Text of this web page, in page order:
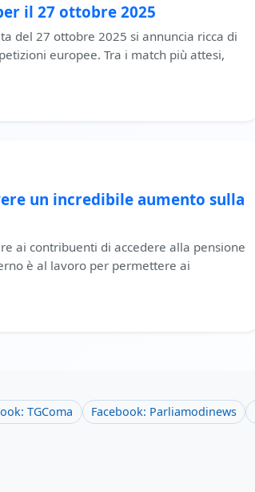
il 27 ottobre 2025
del 27 ottobre 2025 si annuncia ricca di
europee. Tra i match più attesi,
un incredibile aumento sulla
ai contribuenti di accedere alla pensione
è al lavoro per permettere ai
TGComa Facebook: Parliamodinews